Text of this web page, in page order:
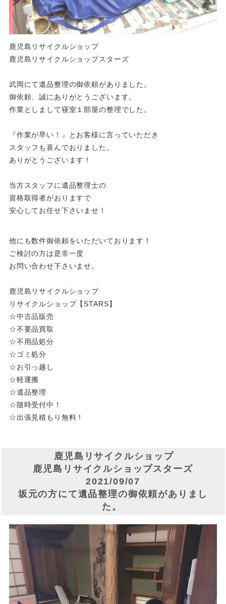
鹿児島リサイクルショップ
鹿児島リサイクルショップスターズ
武岡にて遺品整理の御依頼がありました。
御依頼、誠にありがとうございます。
作業としまして寝室１部屋の整理でした。
『作業が早い！』とお客様に言っていただき
スタッフも喜んでおりました。
ありがとうございます！
当方スタッフに遺品整理士の
資格取得者がおりますで
安心してお任せ下さいませ！
他にも数件御依頼をいただいております！
ご検討の方は是非一度
お問い合わせ下さいませ。
鹿児島リサイクルショップ
リサイクルショップ【STARS】
☆中古品販売
☆不要品買取
☆不用品処分
☆ゴミ処分
☆お引っ越し
☆軽運搬
☆遺品整理
☆随時受付中！
☆出張見積もり無料！
鹿児島リサイクルショップ
鹿児島リサイクルショップスターズ
2021/09/07
坂元の方にて遺品整理の御依頼がありまし
た。